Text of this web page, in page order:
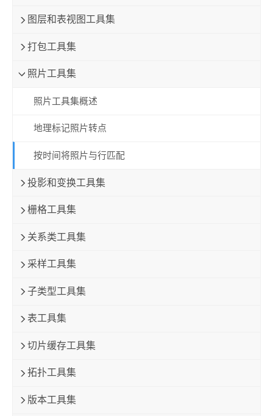
图层和表视图工具集
打包工具集
照片工具集
照片工具集概述
地理标记照片转点
按时间将照片与行匹配
投影和变换工具集
栅格工具集
关系类工具集
采样工具集
子类型工具集
表工具集
切片缓存工具集
拓扑工具集
版本工具集